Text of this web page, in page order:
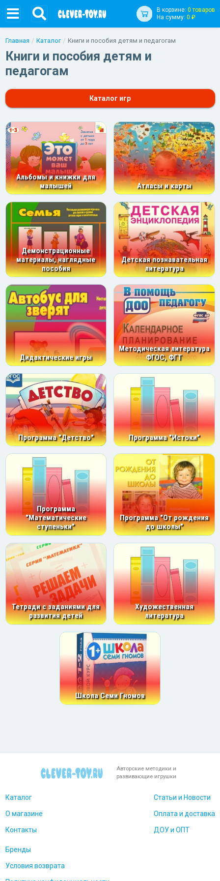
В корзине: 0 товаров
На сумму: 0 ₽
Главная Каталог Книги и пособия детям и педагогам
Книги и пособия детям и
педагогам
Каталог игр
Альбомы и книжки для
малышей
Атласы и карты
Демонстрационные
материалы, наглядные
пособия
Детская познавательная
литература
Дидактические игры
Методическая литература
ФГОС, ФГТ
Программа "Детство" Программа "Истоки"
Программа
"Математические
ступеньки"
Программа "От рождения
до школы"
Тетради с заданиями для
развития детей
Художественная
литература
Школа Семи Гномов
Авторские методики и
развивающие игрушки
Каталог
О магазине
Контакты
Статьи и Новости
Оплата и доставка
ДОУ и ОПТ
Бренды
Условия возврата